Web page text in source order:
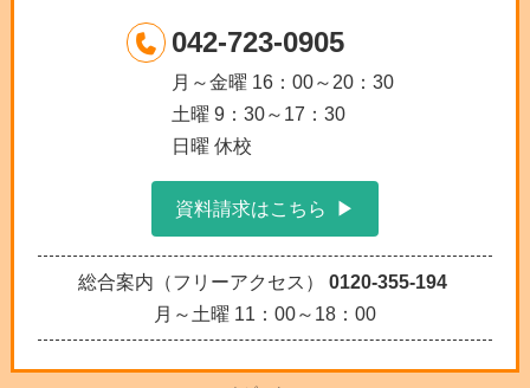
042-723-0905
月～金曜 16：00～20：30
土曜 9：30～17：30
日曜 休校
資料請求はこちら
総合案内（フリーアクセス）
0120-355-194
月～土曜 11：00～18：00